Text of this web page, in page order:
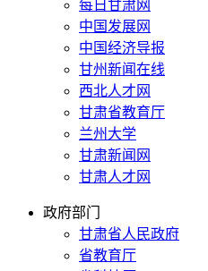
每日甘肃网
中国发展网
中国经济导报
甘州新闻在线
西北人才网
甘肃省教育厅
兰州大学
甘肃新闻网
甘肃人才网
政府部门
甘肃省人民政府
省教育厅